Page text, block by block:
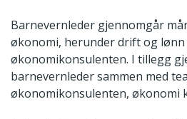
Barnevernleder gjennomgår
økonomi, herunder drift og lønn
økonomikonsulenten. I tillegg
barnevernleder sammen med
økonomikonsulenten, økonomi